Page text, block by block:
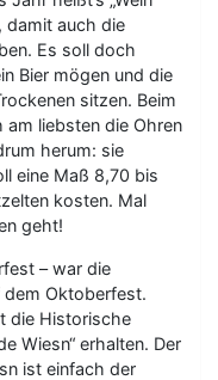
damit auch die
Es soll doch
Bier mögen und die
sitzen. Beim
liebsten die Ohren
herum: sie
eine Maß 8,70 bis
kosten. Mal
geht!
– war die
Oktoberfest.
die Historische
Wiesn“ erhalten. Der
ist einfach der